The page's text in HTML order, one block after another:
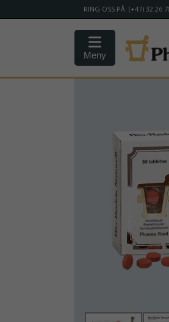
RING OSS PÅ: (+47) 32 26
Meny